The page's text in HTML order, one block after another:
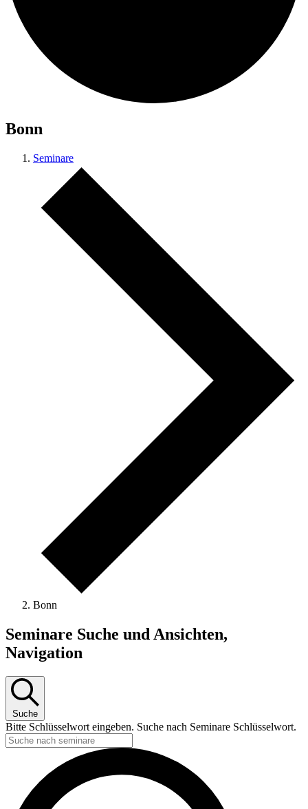
Bonn
Seminare
Bonn
Seminare
Seminare Suche und Ansichten,
Navigation
Suche
Bitte Schlüsselwort eingeben. Suche nach Seminare Schlüsselwort.